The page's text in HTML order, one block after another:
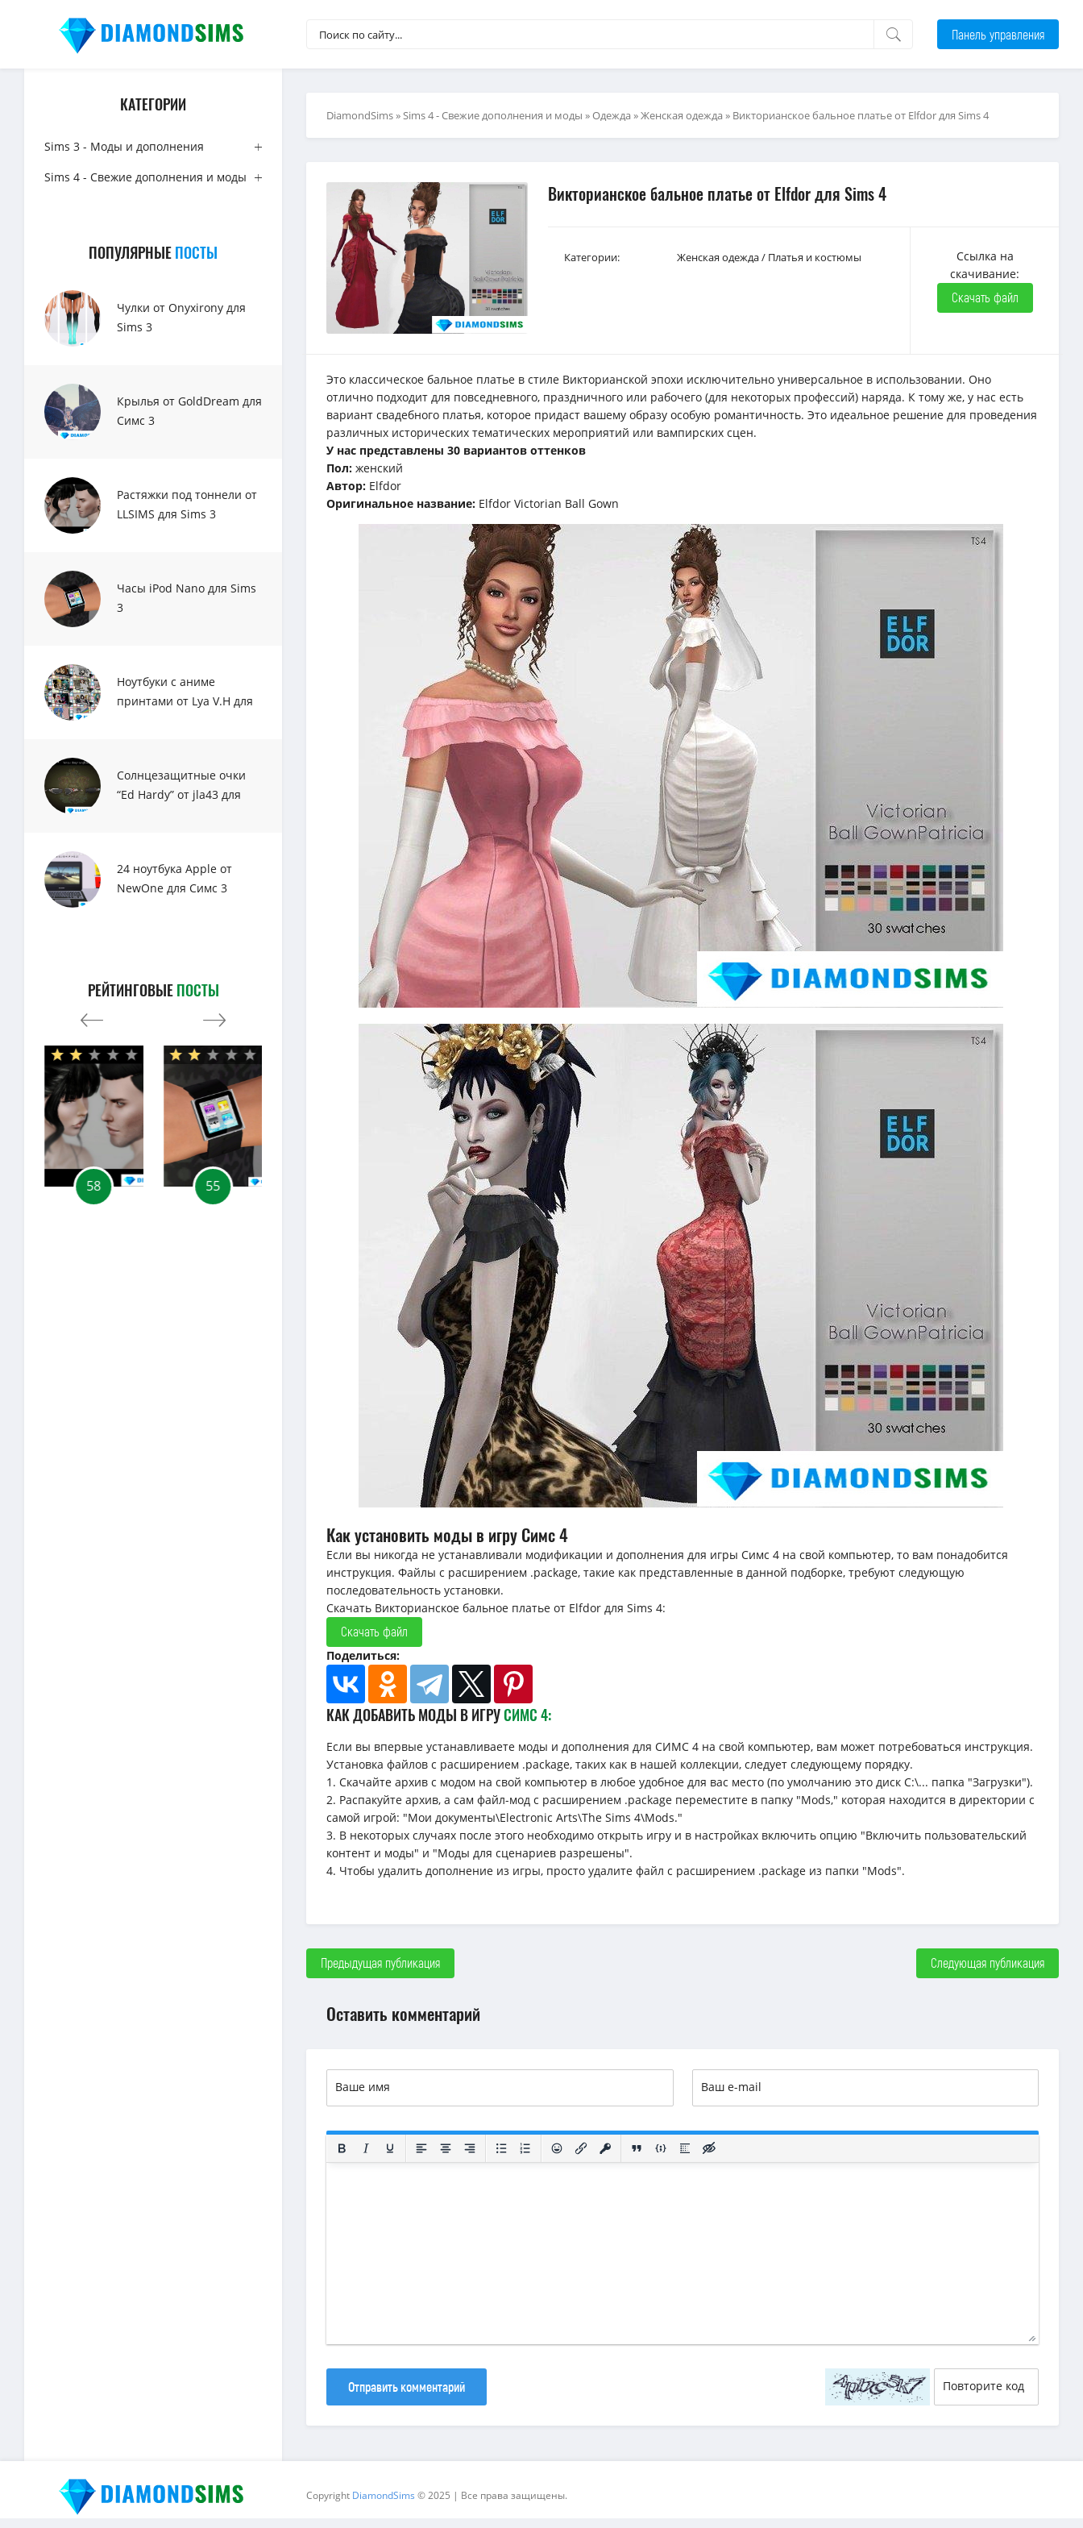
Панель управления
КАТЕГОРИИ
Sims 3 - Моды и дополнения
Sims 4 - Свежие дополнения и моды
ПОПУЛЯРНЫЕПОСТЫ
Чулки от Onyxirony для
Sims 3
Крылья от GoldDream для
Симс 3
Растяжки под тоннели от
LLSIMS для Sims 3
Часы iPod Nano для Sims
3
Ноутбуки с аниме
принтами от Lya V.H для
Солнцезащитные очки
“Ed Hardy” от jla43 для
24 ноутбука Apple от
NewOne для Симс 3
РЕЙТИНГОВЫЕПОСТЫ
58 55 133 81 40
DiamondSims»Sims 4 - Свежие дополнения и моды »Одежда»Женская одежда» Викторианское бальное платье от Elfdor для Sims 4
Викторианское бальное платье от Elfdor для Sims 4
Категории: Женская одежда/ Платья и костюмы
Ссылка на
скачивание:
Скачать файл
Это классическое бальное платье в стиле Викторианской эпохи исключительно универсальное в использовании. Оно
отлично подходит для повседневного, праздничного или рабочего (для некоторых профессий) наряда. К тому же, у нас есть
вариант свадебного платья, которое придаст вашему образу особую романтичность. Это идеальное решение для проведения
различных исторических тематических мероприятий или вампирских сцен.
У нас представлены 30 вариантов оттенков
Пол: женский
Автор: Elfdor
Оригинальное название: Elfdor Victorian Ball Gown
Как установить моды в игру Симс 4
Если вы никогда не устанавливали модификации и дополнения для игры Симс 4 на свой компьютер, то вам понадобится
инструкция. Файлы с расширением .package, такие как представленные в данной подборке, требуют следующую
последовательность установки.
Скачать Викторианское бальное платье от Elfdor для Sims 4:
Скачать файл
Поделиться:
КАК ДОБАВИТЬ МОДЫ В ИГРУСИМС 4:
Если вы впервые устанавливаете моды и дополнения для СИМС 4 на свой компьютер, вам может потребоваться инструкция.
Установка файлов с расширением .package, таких как в нашей коллекции, следует следующему порядку.
1. Скачайте архив с модом на свой компьютер в любое удобное для вас место (по умолчанию это диск C:\... папка "Загрузки").
2. Распакуйте архив, а сам файл-мод с расширением .package переместите в папку "Mods," которая находится в директории с
самой игрой: "Мои документы\Electronic Arts\The Sims 4\Mods."
3. В некоторых случаях после этого необходимо открыть игру и в настройках включить опцию "Включить пользовательский
контент и моды" и "Моды для сценариев разрешены".
4. Чтобы удалить дополнение из игры, просто удалите файл с расширением .package из папки "Mods".
Предыдущая публикация Следующая публикация
Оставить комментарий
Отправить комментарий
Copyright DiamondSims © 2025 | Все права защищены.